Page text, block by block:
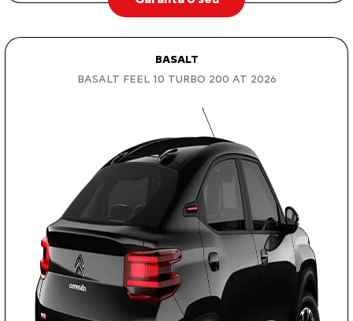
BASALT
BASALT FEEL 1.0 TURBO 200 AT 2026